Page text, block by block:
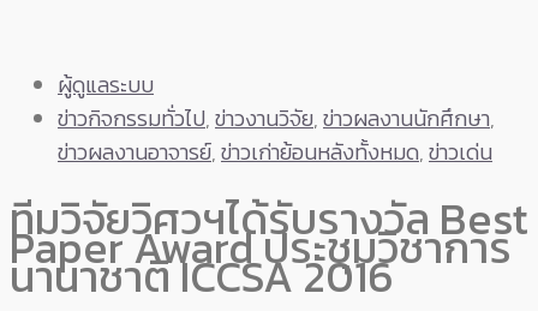
ผู้ดูแลระบบ
ข่าวกิจกรรมทั่วไป,ข่าวงานวิจัย,ข่าวผลงานนักศึกษา,
ข่าวผลงานอาจารย์,ข่าวเก่าย้อนหลังทั้งหมด,ข่าวเด่น
ทีมวิจัยวิศวฯได้รับรางวัล Best
Paper Award ประชุมวิชาการ
นานาชาติ ICCSA 2016